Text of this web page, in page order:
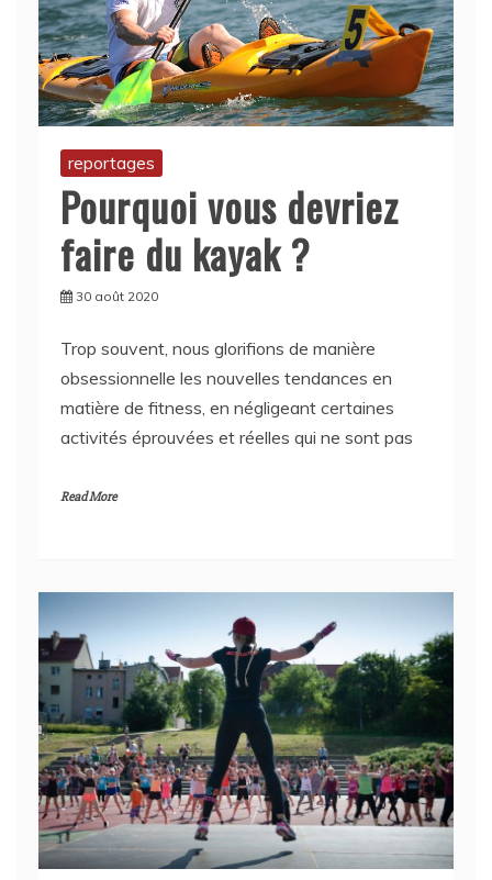
reportages
Pourquoi vous devriez
faire du kayak ?
30 août 2020
obsessionnelle les nouvelles tendances en
matière de fitness, en négligeant certaines
activités éprouvées et réelles qui ne sont pas
reportages